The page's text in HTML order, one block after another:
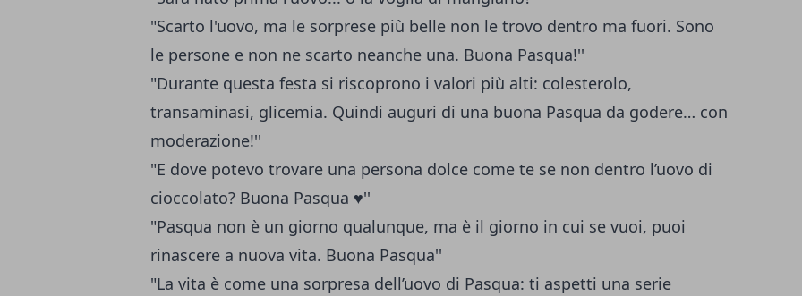
"Scarto l'uovo, ma le sorprese più belle non le trovo dentro ma fuori. Sono
le persone e non ne scarto neanche una. Buona Pasqua!''
"Durante questa festa si riscoprono i valori più alti: colesterolo,
transaminasi, glicemia. Quindi auguri di una buona Pasqua da godere… con
moderazione!''
"E dove potevo trovare una persona dolce come te se non dentro l’uovo di
cioccolato? Buona Pasqua ♥''
"Pasqua non è un giorno qualunque, ma è il giorno in cui se vuoi, puoi
rinascere a nuova vita. Buona Pasqua''
"La vita è come una sorpresa dell’uovo di Pasqua: ti aspetti una serie